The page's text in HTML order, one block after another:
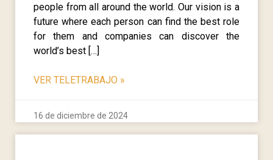
people from all around the world. Our vision is a
future where each person can find the best role
for them and companies can discover the
world’s best […]
VER TELETRABAJO »
16 de diciembre de 2024